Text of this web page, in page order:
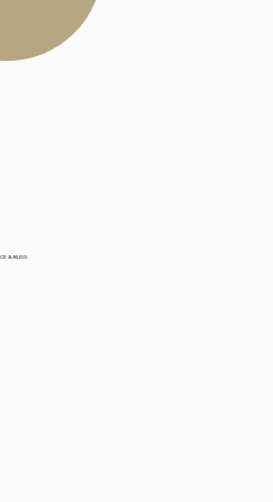
& BLISS